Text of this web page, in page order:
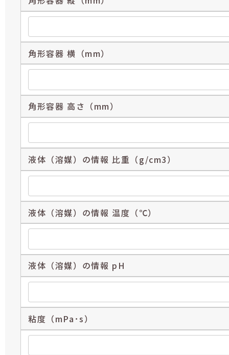
角形容器 横（mm）
角形容器 高さ（mm）
液体（溶媒）の情報 比重（g/cm3）
液体（溶媒）の情報 温度（℃）
液体（溶媒）の情報 pH
粘度（mPa･s）